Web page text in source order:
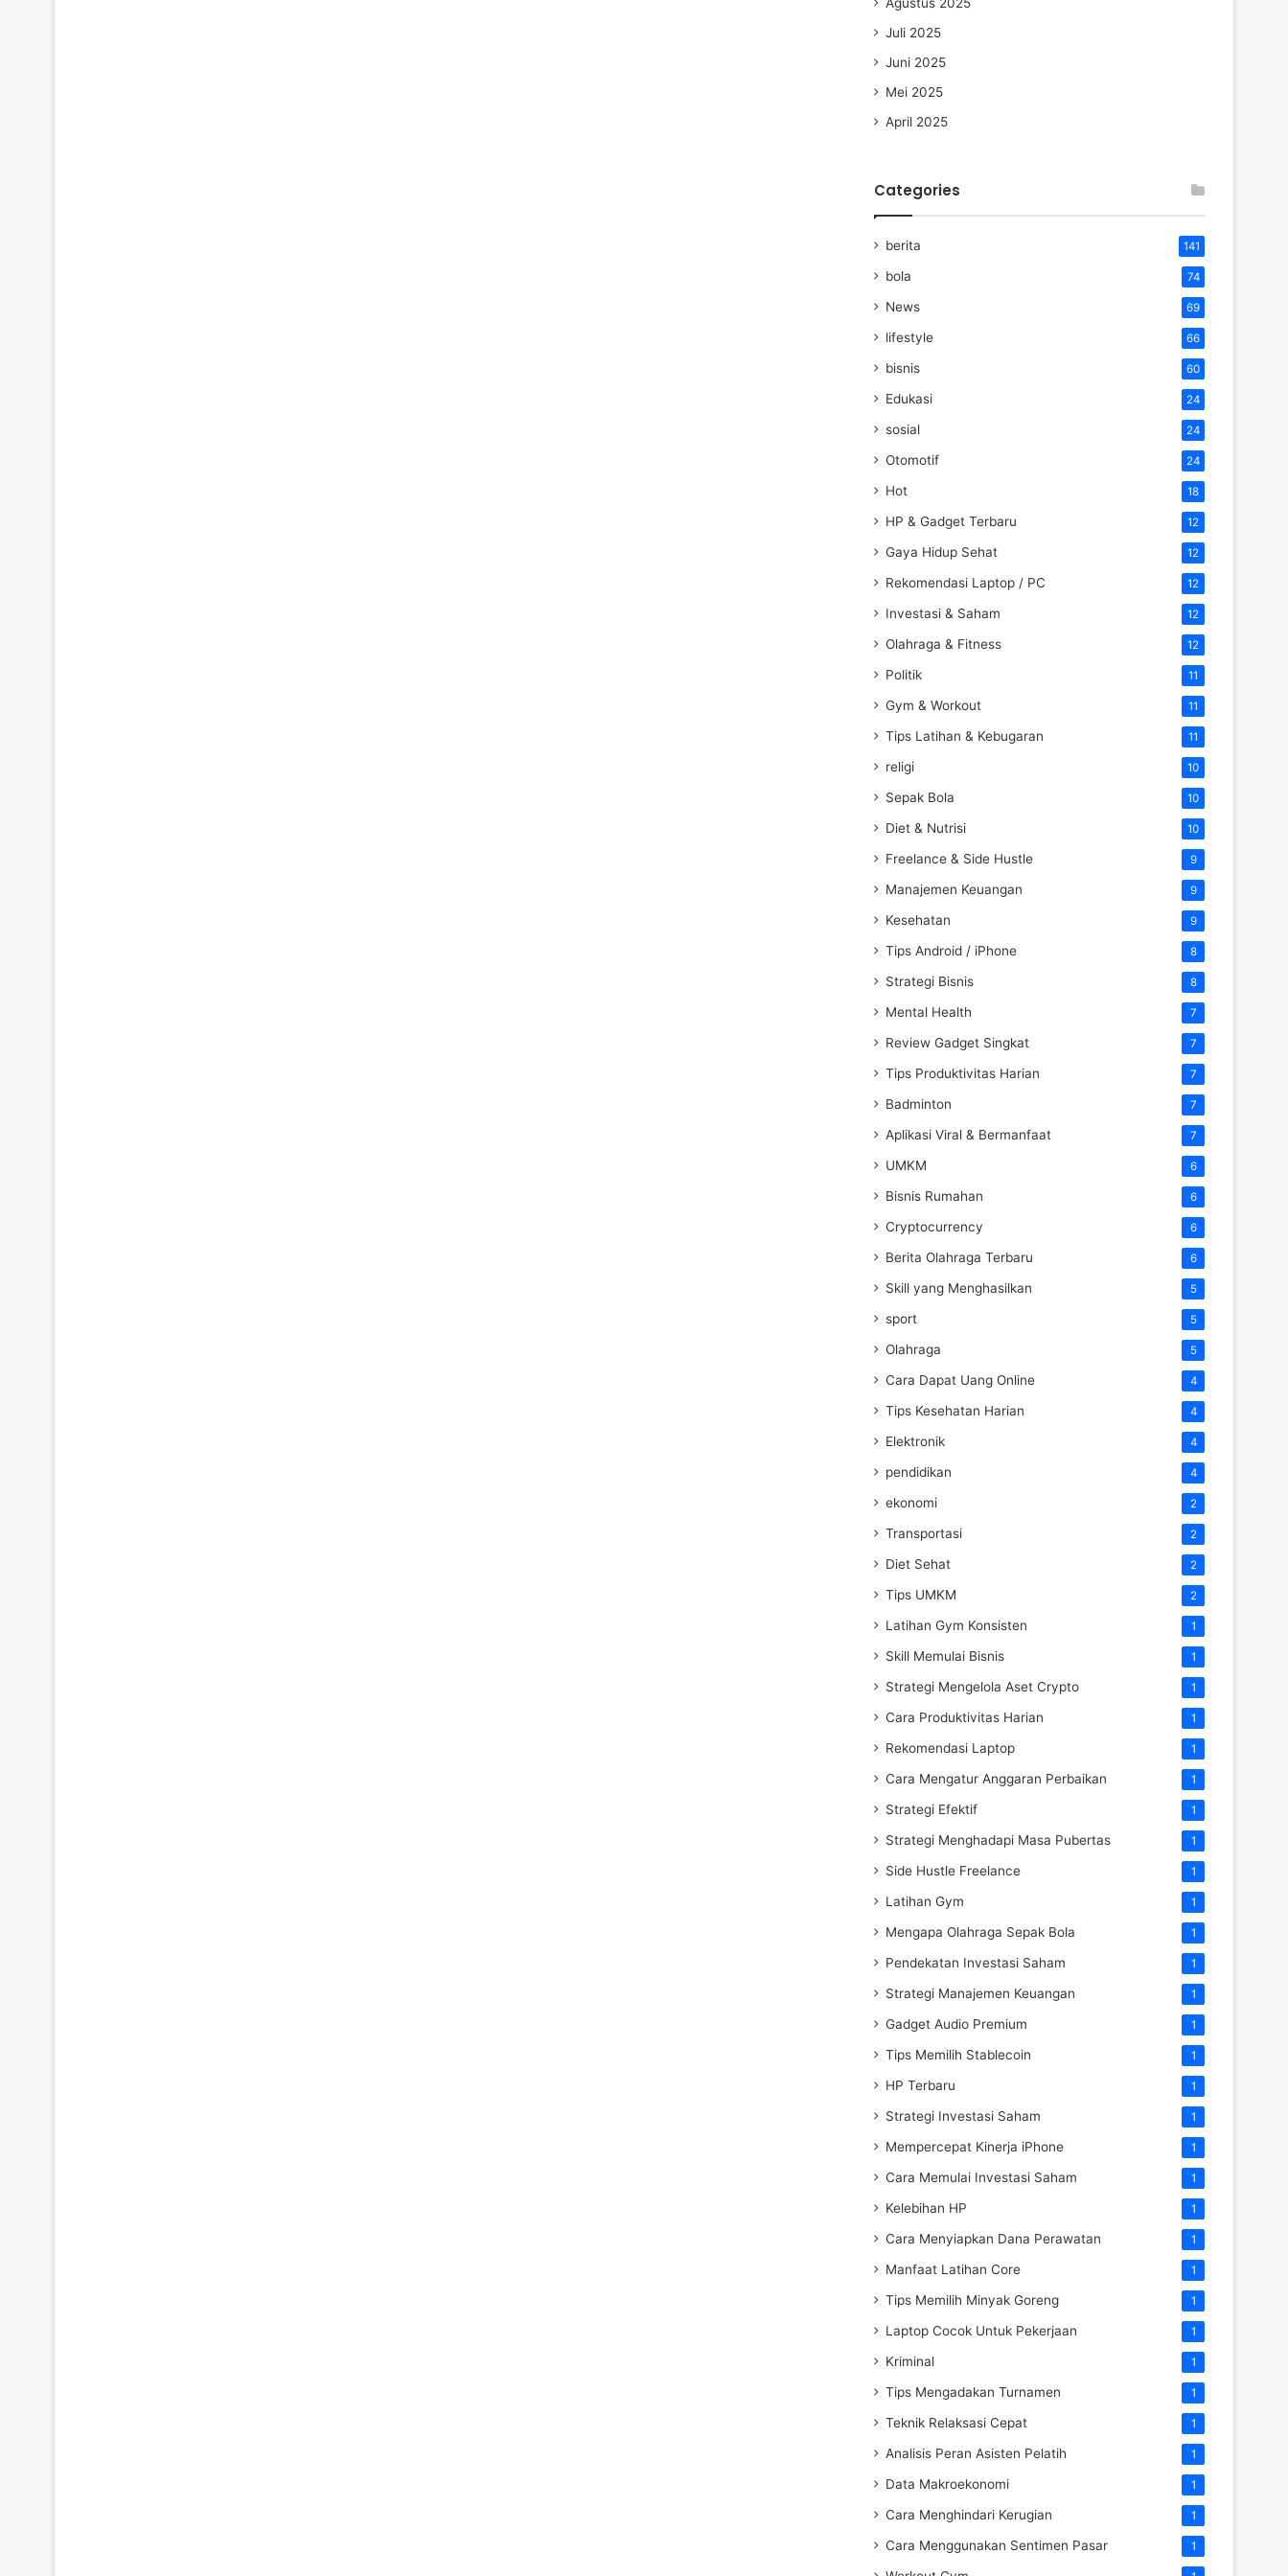
Juli 2025
Juni 2025
Mei 2025
April 2025
Categories
berita 141
bola 74
News 69
lifestyle 66
bisnis 60
Edukasi 24
sosial 24
Otomotif 24
Hot 18
HP & Gadget Terbaru 12
Gaya Hidup Sehat 12
Rekomendasi Laptop / PC 12
Investasi & Saham 12
Olahraga & Fitness 12
Politik 11
Gym & Workout 11
Tips Latihan & Kebugaran 11
religi 10
Sepak Bola 10
Diet & Nutrisi 10
Freelance & Side Hustle 9
Manajemen Keuangan 9
Kesehatan 9
Tips Android / iPhone 8
Strategi Bisnis 8
Mental Health 7
Review Gadget Singkat 7
Tips Produktivitas Harian 7
Badminton 7
Aplikasi Viral & Bermanfaat 7
UMKM 6
Bisnis Rumahan 6
Cryptocurrency 6
Berita Olahraga Terbaru 6
Skill yang Menghasilkan 5
sport 5
Olahraga 5
Cara Dapat Uang Online 4
Tips Kesehatan Harian 4
Elektronik 4
pendidikan 4
ekonomi 2
Transportasi 2
Diet Sehat 2
Tips UMKM 2
Latihan Gym Konsisten 1
Skill Memulai Bisnis 1
Strategi Mengelola Aset Crypto 1
Cara Produktivitas Harian 1
Rekomendasi Laptop 1
Cara Mengatur Anggaran Perbaikan 1
Strategi Efektif 1
Strategi Menghadapi Masa Pubertas 1
Side Hustle Freelance 1
Latihan Gym 1
Mengapa Olahraga Sepak Bola 1
Pendekatan Investasi Saham 1
Strategi Manajemen Keuangan 1
Gadget Audio Premium 1
Tips Memilih Stablecoin 1
HP Terbaru 1
Strategi Investasi Saham 1
Mempercepat Kinerja iPhone 1
Cara Memulai Investasi Saham 1
Kelebihan HP 1
Cara Menyiapkan Dana Perawatan 1
Manfaat Latihan Core 1
Tips Memilih Minyak Goreng 1
Laptop Cocok Untuk Pekerjaan 1
Kriminal 1
Tips Mengadakan Turnamen 1
Teknik Relaksasi Cepat 1
Analisis Peran Asisten Pelatih 1
Data Makroekonomi 1
Cara Menghindari Kerugian 1
Cara Menggunakan Sentimen Pasar 1